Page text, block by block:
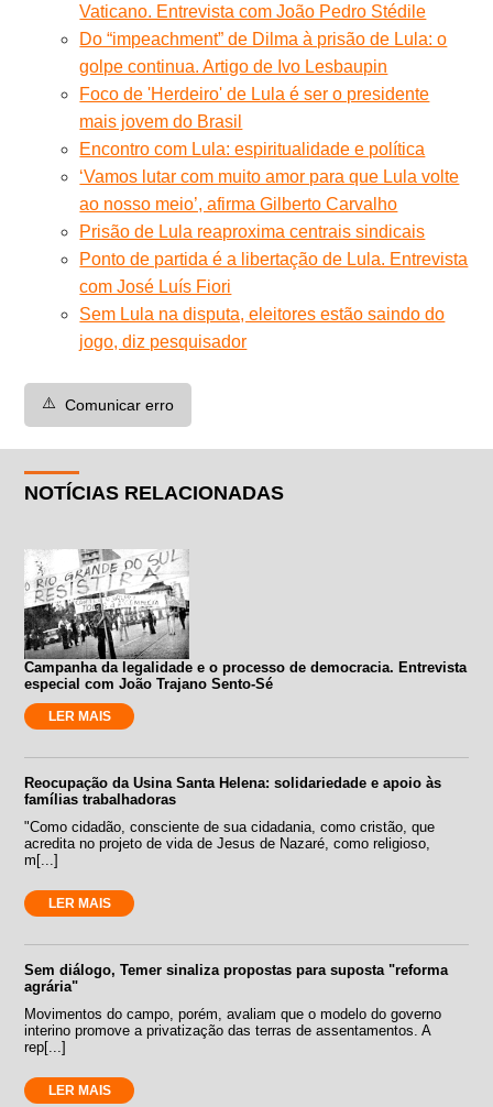
Vaticano. Entrevista com João Pedro Stédile
Do “impeachment” de Dilma à prisão de Lula: o
golpe continua. Artigo de Ivo Lesbaupin
Foco de 'Herdeiro' de Lula é ser o presidente
mais jovem do Brasil
Encontro com Lula: espiritualidade e política
‘Vamos lutar com muito amor para que Lula volte
ao nosso meio’, afirma Gilberto Carvalho
Prisão de Lula reaproxima centrais sindicais
Ponto de partida é a libertação de Lula. Entrevista
com José Luís Fiori
Sem Lula na disputa, eleitores estão saindo do
jogo, diz pesquisador
⚠️ Comunicar erro
NOTÍCIAS RELACIONADAS
Campanha da legalidade e o processo de democracia. Entrevista
especial com João Trajano Sento-Sé
LER MAIS
Reocupação da Usina Santa Helena: solidariedade e apoio às
famílias trabalhadoras
"Como cidadão, consciente de sua cidadania, como cristão, que
acredita no projeto de vida de Jesus de Nazaré, como religioso,
m[...]
LER MAIS
Sem diálogo, Temer sinaliza propostas para suposta "reforma
agrária"
Movimentos do campo, porém, avaliam que o modelo do governo
interino promove a privatização das terras de assentamentos. A
rep[...]
LER MAIS